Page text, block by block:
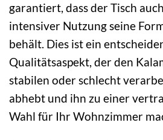
garantiert, dass der Tisch
intensiver Nutzung seine
behält. Dies ist ein
Qualitätsaspekt, der den
stabilen oder schlecht
abhebt und ihn zu einer
Wahl für Ihr Wohnzimmer